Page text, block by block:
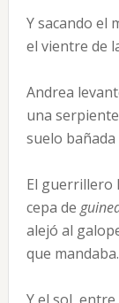
Y sacando el
el vientre de
Andrea
una
suelo
El guerrillero
cepa de
alejó al
que mandaba.